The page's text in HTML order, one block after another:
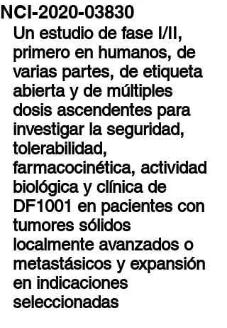
NCI-2020-03830
Un estudio de fase I/II,
primero en humanos, de
varias partes, de etiqueta
abierta y de múltiples
dosis ascendentes para
investigar la seguridad,
tolerabilidad,
farmacocinética, actividad
biológica y clínica de
DF1001 en pacientes con
tumores sólidos
localmente avanzados o
metastásicos y expansión
en indicaciones
seleccionadas